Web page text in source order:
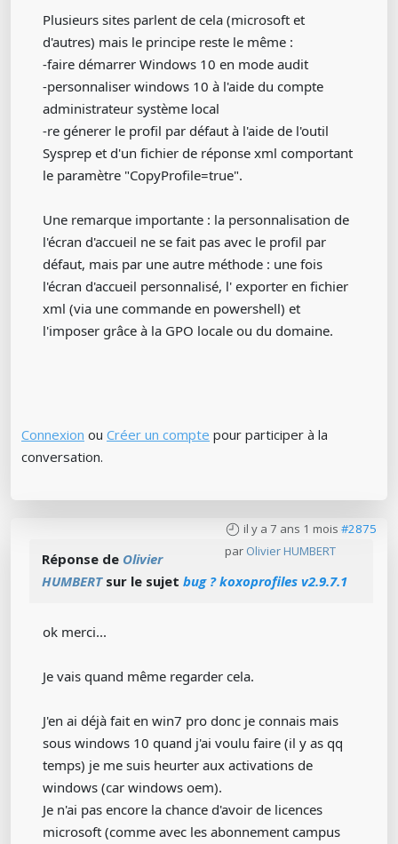
Plusieurs sites parlent de cela (microsoft et
d'autres) mais le principe reste le même :
-faire démarrer Windows 10 en mode audit
-personnaliser windows 10 à l'aide du compte
administrateur système local
-re génerer le profil par défaut à l'aide de l'outil
Sysprep et d'un fichier de réponse xml comportant
le paramètre "CopyProfile=true".
Une remarque importante : la personnalisation de
l'écran d'accueil ne se fait pas avec le profil par
défaut, mais par une autre méthode : une fois
l'écran d'accueil personnalisé, l' exporter en fichier
xml (via une commande en powershell) et
l'imposer grâce à la GPO locale ou du domaine.
Connexion ou Créer un compte pour participer à la
conversation.
il y a 7 ans 1 mois #2875
par Olivier HUMBERT
Réponse de Olivier
HUMBERTsur le sujet bug ? koxoprofiles v2.9.7.1
ok merci...
Je vais quand même regarder cela.
J'en ai déjà fait en win7 pro donc je connais mais
sous windows 10 quand j'ai voulu faire (il y as qq
temps) je me suis heurter aux activations de
windows (car windows oem).
Je n'ai pas encore la chance d'avoir de licences
microsoft (comme avec les abonnement campus